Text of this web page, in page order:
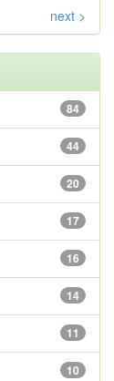
next >
84
44
20
17
16
14
11
10